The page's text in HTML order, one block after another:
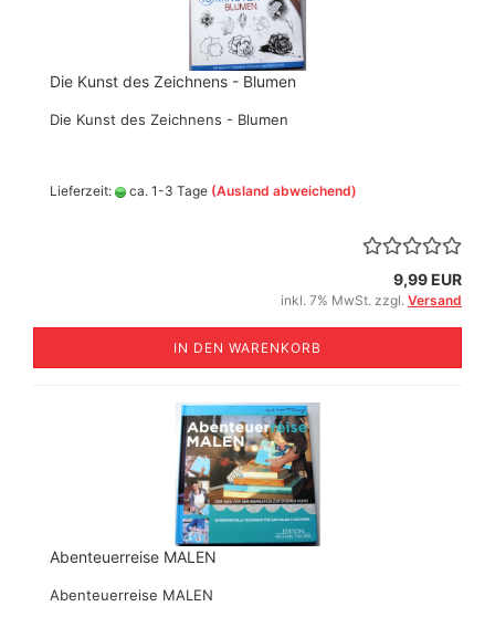
Die Kunst des Zeichnens - Blumen
Die Kunst des Zeichnens - Blumen
Lieferzeit: ca. 1-3 Tage (Ausland abweichend)
9,99 EUR
inkl. 7% MwSt. zzgl. Versand
IN DEN WARENKORB
Abenteuerreise MALEN
Abenteuerreise MALEN